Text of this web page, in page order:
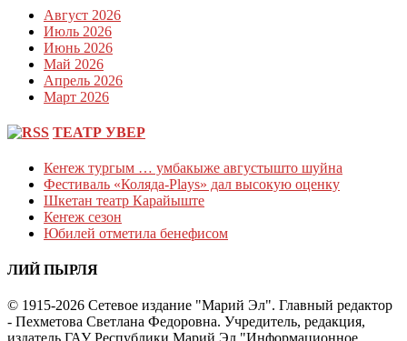
Август 2026
Июль 2026
Июнь 2026
Май 2026
Апрель 2026
Март 2026
ТЕАТР УВЕР
Кеҥеж тургым … умбакыже августышто шуйна
Фестиваль «Коляда-Plays» дал высокую оценку
Шкетан театр Карайыште
Кеҥеж сезон
Юбилей отметила бенефисом
ЛИЙ ПЫРЛЯ
© 1915-2026 Сетевое издание "Марий Эл". Главный редактор
- Пехметова Светлана Федоровна. Учредитель, редакция,
издатель ГАУ Республики Марий Эл "Информационное